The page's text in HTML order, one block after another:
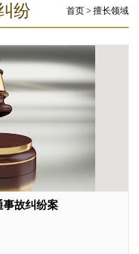
纷 首页 > 擅长领域
事故纠纷案